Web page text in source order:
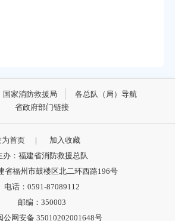
国家消防救援局
各总队（局）导航
省政府部门链接
为首页 |
加入收藏
办：福建省消防救援总队
省福州市鼓楼区北二环西路196号
电话：0591-87089112
邮编：350003
公网安备 35010202001648号